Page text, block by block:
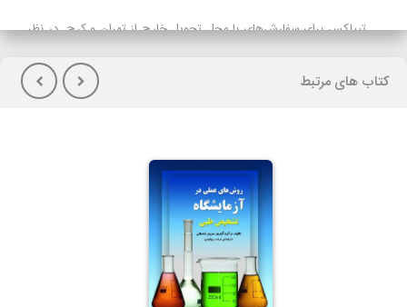
تیپاکس برای سفارش‌های با محل تحویل خارج از تهران و کرج در نظر
هنگام تحویل کالا(پس کرایه) دارند توصیه می شود.
گیلان)نسبت به سایر روشهای ارسال سریعتر می باشد. در صورت انتخاب
ارسال با پست تیپاکس، هزینه حمل به عهده مشتری خواهد بود.
سرویس‌دهی تیپاکس در بیش از 80 شهر که تک مسیره هستند به طور
معمول 24 ساعته است. شهرهایی که دومسیره یا راه دور هستند، معمولاً
کتاب های مرتبط